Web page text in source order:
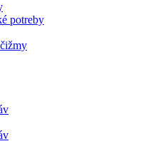
potreby